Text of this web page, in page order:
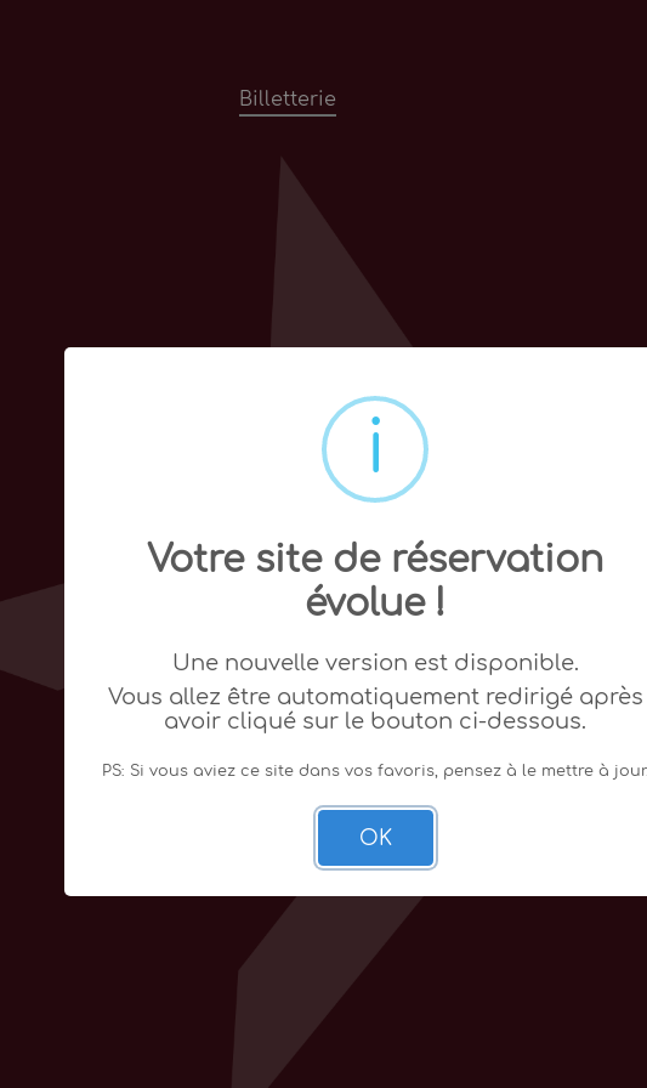
Billetterie
Votre site de réservation
évolue !
Une nouvelle version est disponible.
Vous allez être automatiquement redirigé après
avoir cliqué sur le bouton ci-dessous.
PS: Si vous aviez ce site dans vos favoris, pensez à le mettre à
OK